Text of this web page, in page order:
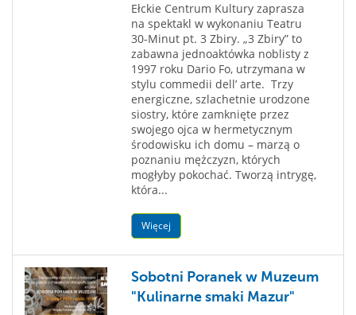
Ełckie Centrum Kultury zaprasza
na spektakl w wykonaniu Teatru
30-Minut pt. 3 Zbiry. „3 Zbiry” to
zabawna jednoaktówka noblisty z
1997 roku Dario Fo, utrzymana w
stylu commedii dell’ arte. Trzy
energiczne, szlachetnie urodzone
siostry, które zamknięte przez
swojego ojca w hermetycznym
środowisku ich domu – marzą o
poznaniu mężczyzn, których
mogłyby pokochać. Tworzą intrygę,
która...
Więcej
Sobotni Poranek w Muzeum
"Kulinarne smaki Mazur"